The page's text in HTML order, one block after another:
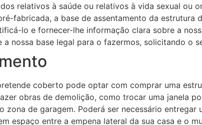
relativos à saúde ou relativos à vida sexual ou
fabricada, a base de assentamento da estrutura
lo e fornecer-lhe informação clara sobre a
a nossa base legal para o fazermos, solicitando o
coberto pode optar com comprar uma
obras de demolição, como trocar uma janela
zona de garagem. Poderá ser necessário
espaço entre a empena lateral da sua casa e o